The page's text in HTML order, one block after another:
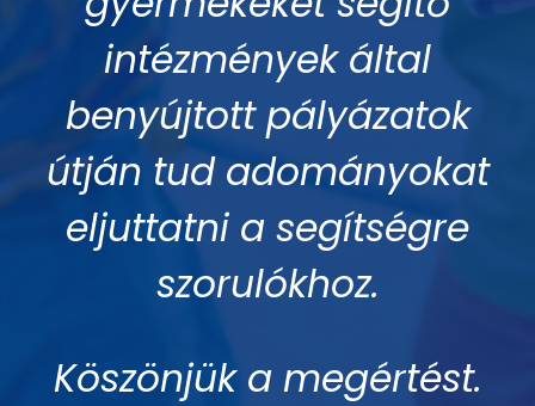
intézmények által
benyújtott pályázatok
útján tud adományokat
eljuttatni a segítségre
szorulókhoz.
Köszönjük a megértést.